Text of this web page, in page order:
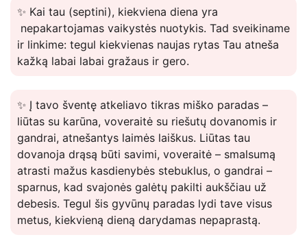
✨ Kai tau (septini), kiekviena diena yra
nepakartojamas vaikystės nuotykis. Tad sveikiname
ir linkime: tegul kiekvienas naujas rytas Tau atneša
kažką labai labai gražaus ir gero.
✨ Į tavo šventę atkeliavo tikras miško paradas –
liūtas su karūna, voveraitė su riešutų dovanomis ir
gandrai, atnešantys laimės laiškus. Liūtas tau
dovanoja drąsą būti savimi, voveraitė – smalsumą
atrasti mažus kasdienybės stebuklus, o gandrai –
sparnus, kad svajonės galėtų pakilti aukščiau už
debesis. Tegul šis gyvūnų paradas lydi tave visus
metus, kiekvieną dieną darydamas nepaprastą.